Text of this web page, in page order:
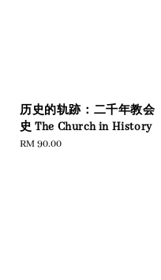
历史的轨跡：二千年教会
史 The Church in History
Regular
RM 90.00